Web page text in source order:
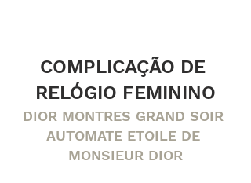
COMPLICAÇÃO DE
RELÓGIO FEMININO
DIOR MONTRES GRAND SOIR
AUTOMATE ETOILE DE
MONSIEUR DIOR